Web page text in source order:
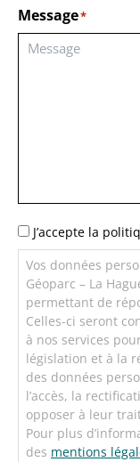
Message*
RGPD*
J’accepte la
Vos données
Géoparc – La
permettant de
Celles-ci seront
à nos services
législation et à la
des données
l’accès, la
opposer à leur
Pour plus
des mentions